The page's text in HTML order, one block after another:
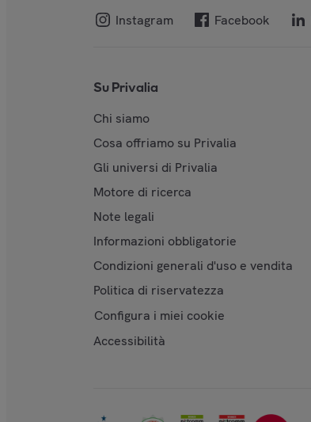
Instagram Facebook
Su Privalia
Chi siamo
Cosa offriamo su Privalia
Gli universi di Privalia
Motore di ricerca
Note legali
Informazioni obbligatorie
Condizioni generali d'uso e vendita
Politica di riservatezza
Configura i miei cookie
Accessibilità